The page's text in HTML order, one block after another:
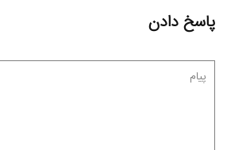
پاسخ دادن